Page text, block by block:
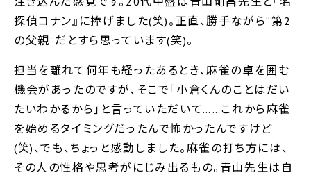
探偵コナン』に捧げました(笑)。正直、勝手ながら“第2
の父親”だとすら思っています(笑)。
担当を離れて何年も経ったあるとき、麻雀の卓を囲む
機会があったのですが、そこで｢小倉くんのことはだい
たいわかるから｣と言っていただいて……これから麻雀
を始めるタイミングだったんで怖かったんですけど
(笑)、でも、ちょっと感動しました。麻雀の打ち方には、
その人の性格や思考がにじみ出るもの。青山先生は自